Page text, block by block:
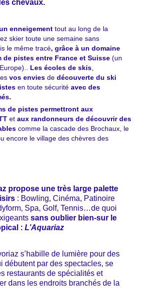
chevaux.
enneigement tout au long de la
skier toute une semaine sans
le même tracé, grâce à un domaine
de pistes entre France et Suisse (un
Les écoles de skis
vos envies de découverte du ski
en toute sécurité avec des
de pistes permettront aux
et aux randonneurs de découvrir des
comme la cascade des Brochaux, le
encore le village des chèvres des
propose une très large palette
: Bowling, Cinéma, Patinoire
Spa, Golf, Tennis…de quoi
sans oublier bien-sur le
: L’Aquariaz
s’habille de lumière pour des
débutent par des spectacles, se
restaurants de spécialités et
dans les endroits branchés de la